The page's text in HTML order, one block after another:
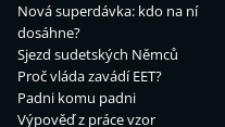
Nová superdávka: kdo na ní
dosáhne?
Sjezd sudetských Němců
Proč vláda zavádí EET?
Padni komu padni
Výpověď z práce vzor